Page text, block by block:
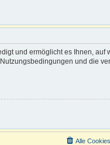
und ermöglicht es Ihnen, auf
und die
Alle